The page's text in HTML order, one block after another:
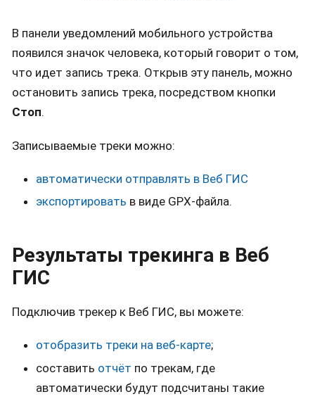
В панели уведомлений мобильного устройства
появился значок человека, который говорит о том,
что идет запись трека. Открыв эту панель, можно
остановить запись трека, посредством кнопки
Стоп.
Записываемые треки можно:
автоматически отправлять в Веб ГИС
экспортировать в виде GPX-файла.
Результаты трекинга в Веб
ГИС
Подключив трекер к Веб ГИС, вы можете:
отобразить треки на веб-карте;
составить отчёт по трекам, где
автоматически будут подсчитаны такие